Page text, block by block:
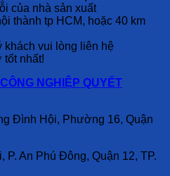
của nhà sản xuất
thành tp HCM, hoặc 40 km
khách vui lòng liên hệ
nhất!
NGHIỆP QUYẾT
Đình Hội, Phường 16, Quận
P. An Phú Đông, Quận 12, TP.